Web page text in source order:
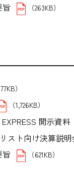
旨
（263KB）
）
（1,726KB）
EXPRESS 開示資料
スト向け決算説
旨
（621KB）